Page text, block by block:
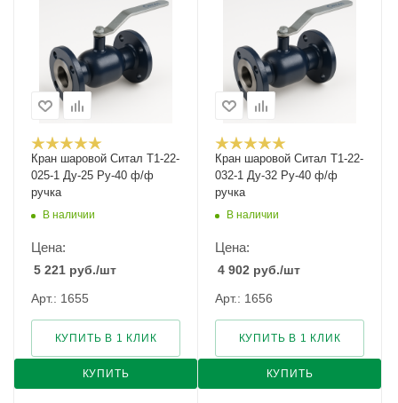
Кран шаровой Cитал T1-22-
025-1 Ду-25 Ру-40 ф/ф
ручка
В наличии
Цена:
5 221 руб./шт
Арт.: 1655
КУПИТЬ
КУПИТЬ В 1 КЛИК
Кран шаровой Cитал T1-22-
032-1 Ду-32 Ру-40 ф/ф
ручка
В наличии
Цена:
4 902 руб./шт
Арт.: 1656
КУПИТЬ
КУПИТЬ В 1 КЛИК